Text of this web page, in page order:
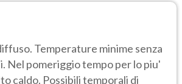
Temperature minime senza
Nel pomeriggio tempo per lo piu'
caldo. Possibili temporali di